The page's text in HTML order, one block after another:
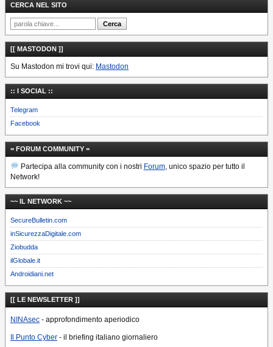
CERCA NEL SITO
[[ MASTODON ]]
Su Mastodon mi trovi qui: Mastodon
:: I SOCIAL ::
Telegram
Facebook
= FORUM COMMUNITY =
Partecipa alla community con i nostri Forum, unico spazio per tutto il
Network!
~~ IL NETWORK ~~
SecureBulletin.com
inSicurezzaDigitale.com
Ziobudda
ilGlobale.it
Androidiani.net
[[ LE NEWSLETTER ]]
NINAsec - approfondimento aperiodico
Il Punto Cyber - il briefing italiano giornaliero